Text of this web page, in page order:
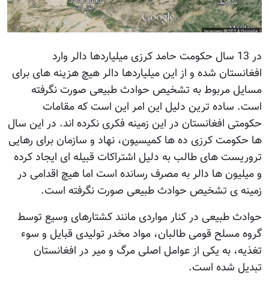
در 13 سال حکومت حامد کرزی میلیاردها دالر وارد
افغانستان شده و از این میلیاردها دالر هیچ هزینه های برای
مسایل مربوط به تشخیص حوادث طبیعی صورت نگرفته
است. ساده ترین دلیل این امر این است که مقامات
حکومتی افغانستان در این زمینه فکری نکرده اند. در این سال
ها حکومت کرزی ده ها کمیسیون، نهاد و سازمان برای رهایی
تروریست های طالب به دلیل اشتراکات قبیله ای ایجاد کرده
و میلیون ها دالر به مصرف رسانده است اما هیچ اقدامی در
زمینه ی تشخیص حوادث طبیعی صورت نگرفته است.
حوادث طبیعی در کنار مواردی مانند کشتارهای وسیع توسط
گروه مسلح قومی طالبان، مواد مخدر تولیدی قبایل و سوء
تغذیه، به یکی از عوامل اصلی مرگ و میر در افغانستان
تبدیل شده است.